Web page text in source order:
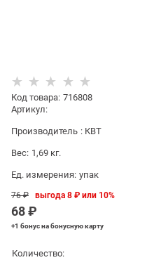
Код товара: 716808
Артикул:
Производитель : КВТ
Вес: 1,69 кг.
Ед. измерения: упак
76 ₽
68 ₽
выгода8 ₽ или 10%
+1 бонусна бонусную карту
Количество: